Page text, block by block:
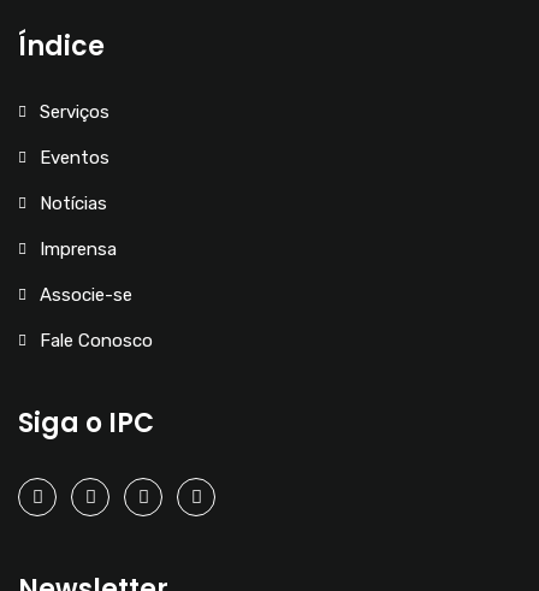
Índice
Serviços
Eventos
Notícias
Imprensa
Associe-se
Fale Conosco
Siga o IPC